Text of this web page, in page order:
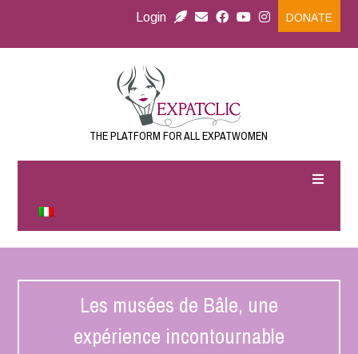
Login DONATE
THE PLATFORM FOR ALL EXPATWOMEN
Les musées de Bâle, une
expérience incontournable